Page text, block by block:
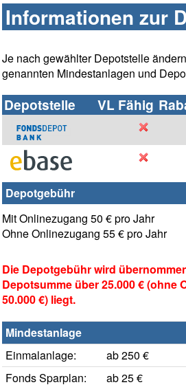
Informationen zur
Je nach gewählter Depotstelle
genannten Mindestanlagen und
Depotstelle VL Fähig
Depotgebühr
Mit Onlinezugang 50 € pro Jahr
Ohne Onlinezugang 55 € pro Jahr
Die Depotgebühr wird
Depotsumme über 25.000 € (ohne
50.000 €) liegt.
Mindestanlage
Einmalanlage:
ab 250 €
Fonds Sparplan:
ab 25 €